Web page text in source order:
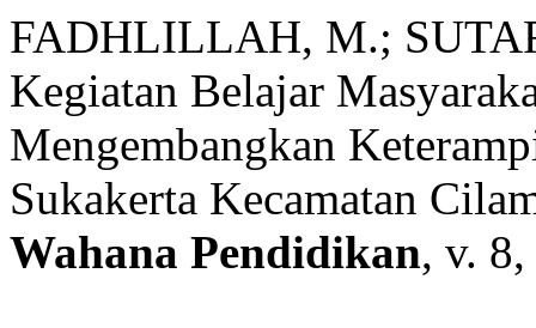
FADHLILLAH, M.;
Kegiatan Belajar
Mengembangkan
Sukakerta Kecamatan
Wahana Pendidikan, v.